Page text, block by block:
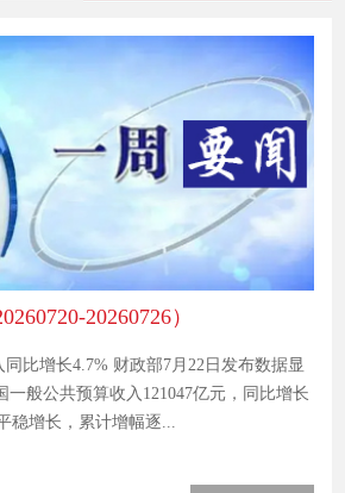
20260726）
比增长4.7% 财政部7月22日发布数据显
一般公共预算收入121047亿元，同比增长
稳增长，累计增幅逐...